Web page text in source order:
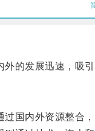
发展迅速，吸引
内外资源整合，